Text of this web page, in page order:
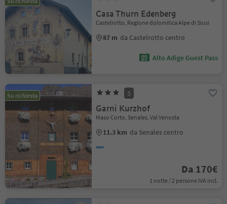
Casa Thurn Edenberg
Castelrotto, Regione dolomitica Alpe di Siusi
87 m da Castelrotto centro
Alto Adige Guest Pass
Su richiesta S
Garni Kurzhof
Maso Corto, Senales, Val Venosta
11.3 km da Senales centro
Da 170€
1 notte / 2 persone IVA incl.